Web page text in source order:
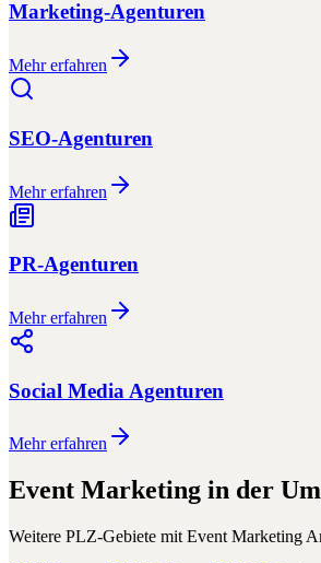
Marketing-Agenturen
Mehr erfahren
SEO-Agenturen
Mehr erfahren
PR-Agenturen
Mehr erfahren
Social Media Agenturen
Mehr erfahren
Event Marketing in der
Weitere PLZ-Gebiete mit Event Marketing